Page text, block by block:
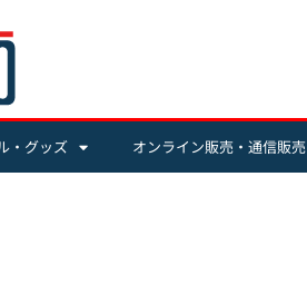
・グッズ オンライン販売・通信販売